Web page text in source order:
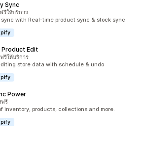
Sync
รีให้บริการ
with Real-time product sync & stock sync
Product Edit
รีให้บริการ
store data with schedule & undo
Power
ฟรี
inventory, products, collections and more.